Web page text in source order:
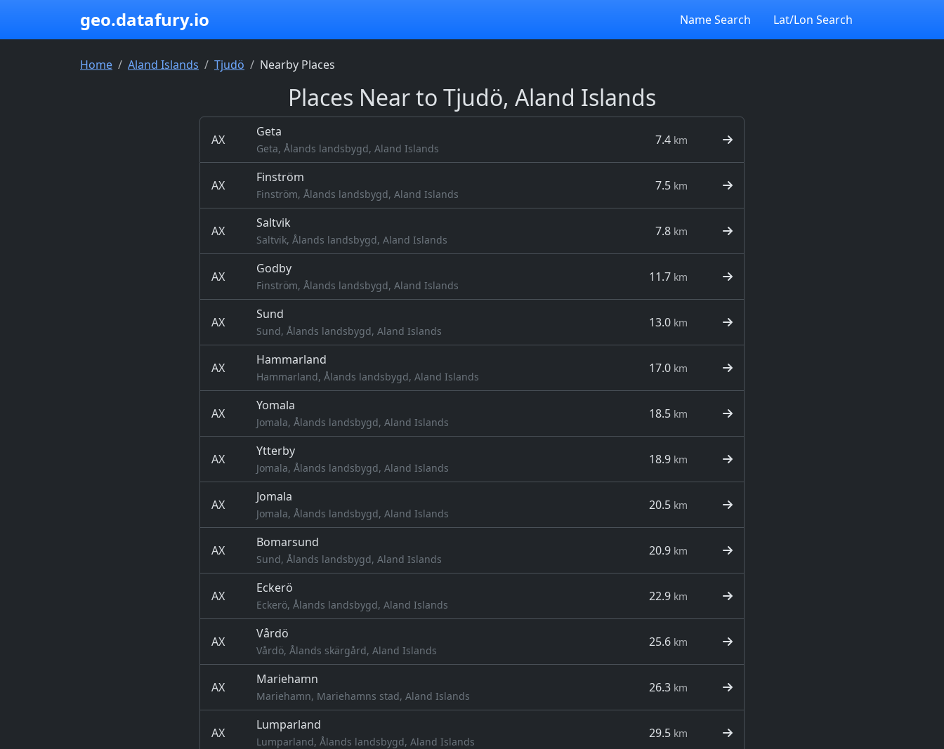
geo.datafury.io Name Search Lat/Lon Search
Home Aland Islands Tjudö Nearby Places
Places Near to Tjudö, Aland Islands
AX
Geta
Geta, Ålands landsbygd, Aland Islands
7.4 km
AX
Finström
Finström, Ålands landsbygd, Aland Islands
7.5 km
AX
Saltvik
Saltvik, Ålands landsbygd, Aland Islands
7.8 km
AX
Godby
Finström, Ålands landsbygd, Aland Islands
11.7 km
AX
Sund
Sund, Ålands landsbygd, Aland Islands
13.0 km
AX
Hammarland
Hammarland, Ålands landsbygd, Aland Islands
17.0 km
AX
Yomala
Jomala, Ålands landsbygd, Aland Islands
18.5 km
AX
Ytterby
Jomala, Ålands landsbygd, Aland Islands
18.9 km
AX
Jomala
Jomala, Ålands landsbygd, Aland Islands
20.5 km
AX
Bomarsund
Sund, Ålands landsbygd, Aland Islands
20.9 km
AX
Eckerö
Eckerö, Ålands landsbygd, Aland Islands
22.9 km
AX
Vårdö
Vårdö, Ålands skärgård, Aland Islands
25.6 km
AX
Mariehamn
Mariehamn, Mariehamns stad, Aland Islands
26.3 km
AX
Lumparland
Lumparland, Ålands landsbygd, Aland Islands
29.5 km